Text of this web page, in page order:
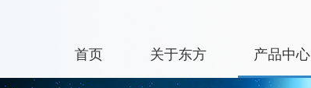
首页 关于东方 产品中心